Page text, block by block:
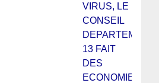
VIRUS, LE
CONSEIL
13 FAIT
DES
ECONOMIES